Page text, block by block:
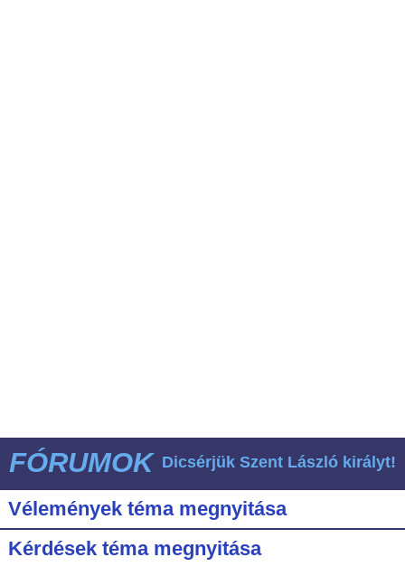
FÓRUMOK Dicsérjük Szent László királyt!
Vélemények téma megnyitása
Kérdések téma megnyitása